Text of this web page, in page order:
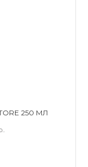
250 МЛ